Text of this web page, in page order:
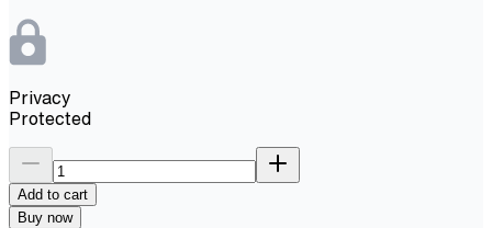
Privacy
Protected
Add to cart
Buy now